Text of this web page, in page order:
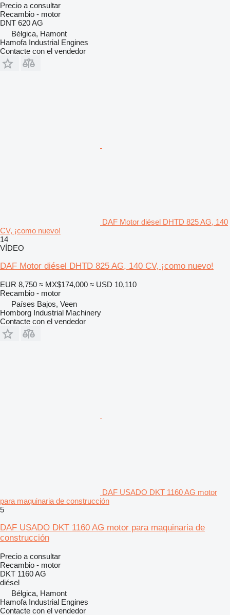
Precio a consultar
Recambio - motor
DNT 620 AG
Bélgica, Hamont
Hamofa Industrial Engines
Contacte con el vendedor
DAF Motor diésel DHTD 825 AG, 140
CV, ¡como nuevo!
14
VÍDEO
DAF Motor diésel DHTD 825 AG, 140 CV, ¡como nuevo!
EUR 8,750 ≈ MX$174,000 ≈ USD 10,110
Recambio - motor
Países Bajos, Veen
Homborg Industrial Machinery
Contacte con el vendedor
DAF USADO DKT 1160 AG motor
para maquinaria de construcción
5
DAF USADO DKT 1160 AG motor para maquinaria de
construcción
Precio a consultar
Recambio - motor
DKT 1160 AG
diésel
Bélgica, Hamont
Hamofa Industrial Engines
Contacte con el vendedor